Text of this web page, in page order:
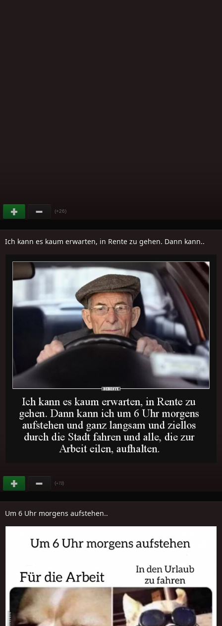
(+26)
Ich kann es kaum erwarten, in Rente zu gehen. Dann kann..
(+73)
Um 6 Uhr morgens aufstehen..